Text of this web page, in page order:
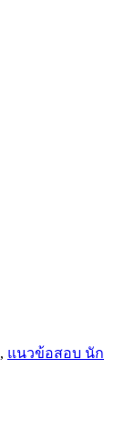
, แนวข้อสอบ นัก